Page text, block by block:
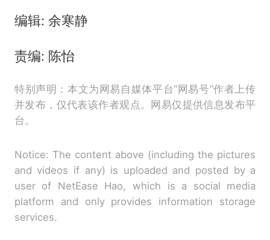
编辑: 余寒静
责编: 陈怡
特别声明：本文为网易自媒体平台“网易号”作者上传
并发布，仅代表该作者观点。网易仅提供信息发布平
台。
Notice: The content above (including the pictures
and videos if any) is uploaded and posted by a
user of NetEase Hao, which is a social media
platform and only provides information storage
services.